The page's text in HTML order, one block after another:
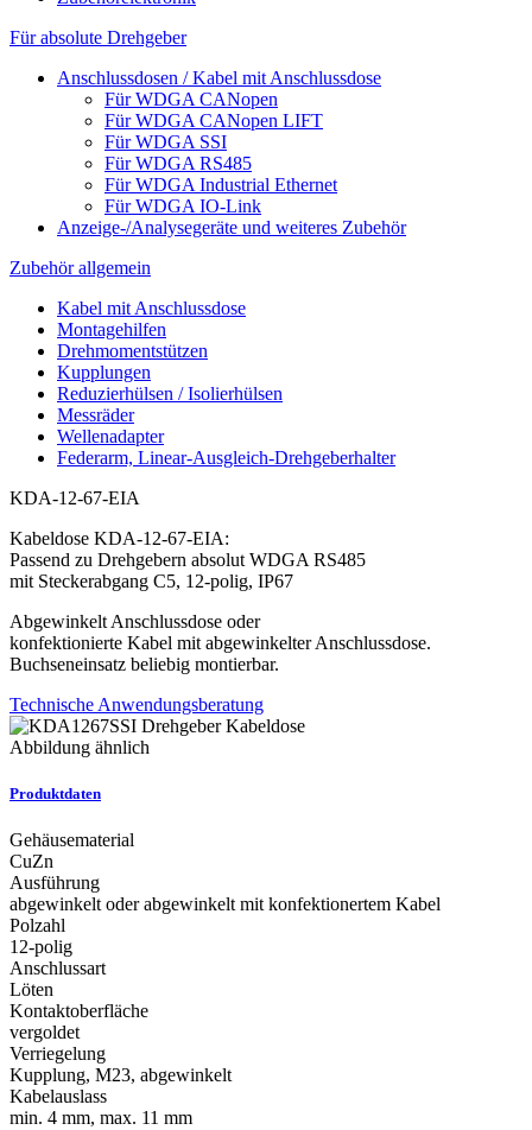
Für absolute Drehgeber
Anschlussdosen / Kabel mit Anschlussdose
Für WDGA CANopen
Für WDGA CANopen LIFT
Für WDGA SSI
Für WDGA RS485
Für WDGA Industrial Ethernet
Für WDGA IO-Link
Anzeige-/Analysegeräte und weiteres Zubehör
Zubehör allgemein
Kabel mit Anschlussdose
Montagehilfen
Drehmomentstützen
Kupplungen
Reduzierhülsen / Isolierhülsen
Messräder
Wellenadapter
Federarm, Linear-Ausgleich-Drehgeberhalter
KDA-12-67-EIA
Kabeldose KDA-12-67-EIA:
Passend zu Drehgebern absolut WDGA RS485
mit Steckerabgang C5, 12-polig, IP67
Abgewinkelt Anschlussdose oder
konfektionierte Kabel mit abgewinkelter Anschlussdose.
Buchseneinsatz beliebig montierbar.
Technische Anwendungsberatung
Abbildung ähnlich
Produktdaten
Gehäusematerial
CuZn
Ausführung
abgewinkelt oder abgewinkelt mit konfektionertem Kabel
Polzahl
12-polig
Anschlussart
Löten
Kontaktoberfläche
vergoldet
Verriegelung
Kupplung, M23, abgewinkelt
Kabelauslass
min. 4 mm, max. 11 mm